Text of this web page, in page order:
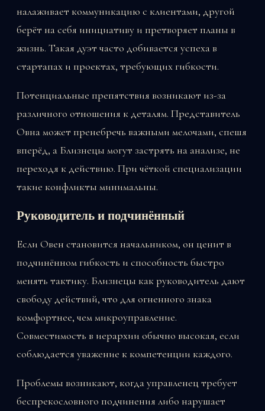
налаживает коммуникацию с клиентами, другой
берёт на себя инициативу и претворяет планы в
жизнь. Такая дуэт часто добивается успеха в
стартапах и проектах, требующих гибкости.
Потенциальные препятствия возникают из-за
различного отношения к деталям. Представитель
Овна может пренебречь важными мелочами, спешя
вперёд, а Близнецы могут застрять на анализе, не
переходя к действию. При чёткой специализации
такие конфликты минимальны.
Руководитель и подчинённый
Если Овен становится начальником, он ценит в
подчинённом гибкость и способность быстро
менять тактику. Близнецы как руководитель дают
свободу действий, что для огненного знака
комфортнее, чем микроуправление.
Совместимость в иерархии обычно высокая, если
соблюдается уважение к компетенции каждого.
Проблемы возникают, когда управленец требует
беспрекословного подчинения либо нарушает